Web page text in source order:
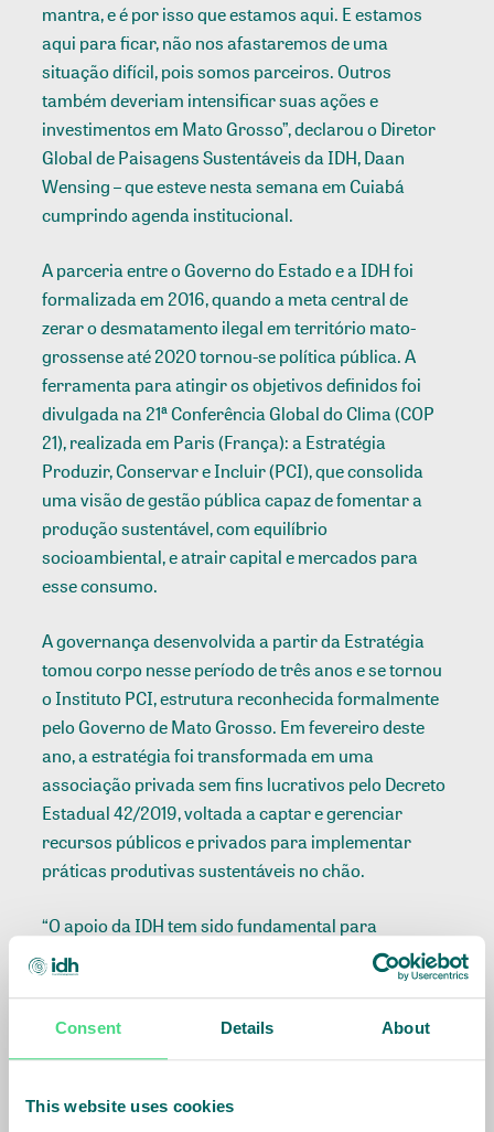
Consent Details About
This website uses cookies
mantra, e é por isso que estamos aqui. E estamos
aqui para ficar, não nos afastaremos de uma
situação difícil, pois somos parceiros. Outros
também deveriam intensificar suas ações e
investimentos em Mato Grosso”, declarou o Diretor
Global de Paisagens Sustentáveis da IDH, Daan
Wensing – que esteve nesta semana em Cuiabá
cumprindo agenda institucional.
A parceria entre o Governo do Estado e a IDH foi
formalizada em 2016, quando a meta central de
zerar o desmatamento ilegal em território mato-
grossense até 2020 tornou-se política pública. A
ferramenta para atingir os objetivos definidos foi
divulgada na 21ª Conferência Global do Clima (COP
21), realizada em Paris (França): a Estratégia
Produzir, Conservar e Incluir (PCI), que consolida
uma visão de gestão pública capaz de fomentar a
produção sustentável, com equilíbrio
socioambiental, e atrair capital e mercados para
esse consumo.
A governança desenvolvida a partir da Estratégia
tomou corpo nesse período de três anos e se tornou
o Instituto PCI, estrutura reconhecida formalmente
pelo Governo de Mato Grosso. Em fevereiro deste
ano, a estratégia foi transformada em uma
associação privada sem fins lucrativos pelo Decreto
Estadual 42/2019, voltada a captar e gerenciar
recursos públicos e privados para implementar
práticas produtivas sustentáveis no chão.
“O apoio da IDH tem sido fundamental para
estruturar a Estratégia PCI e agora para posicionar
o Instituto como o grande articulador dentro do
iniciativa privada que vão financiar as ações de
Sampaio, diretor executivo do Instituto PCI. Além